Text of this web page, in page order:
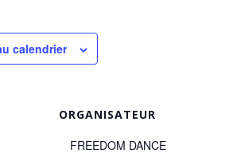
calendrier
ORGANISATEUR
FREEDOM DANCE